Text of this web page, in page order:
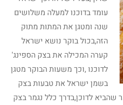
עומד בדוכנו למעלה משלושים
שנה ומטגן את המתות מתוק
הזה,בכול בוקר נושא ישראל
קערה המכילה את בצק הספינג'
לדוכנו ,וכך משעות הבוקר מטגן
בשמן ישראל את טבעות בצק
שהביא לדוכן,בדרך כלל נגמר בצק